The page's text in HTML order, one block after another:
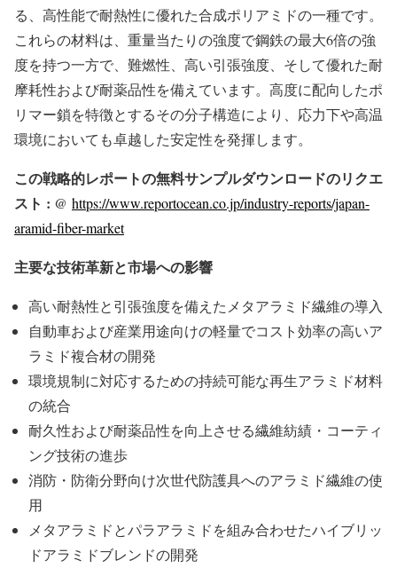
る、高性能で耐熱性に優れた合成ポリアミドの一種です。
これらの材料は、重量当たりの強度で鋼鉄の最大6倍の強
度を持つ一方で、難燃性、高い引張強度、そして優れた耐
摩耗性および耐薬品性を備えています。高度に配向したポ
リマー鎖を特徴とするその分子構造により、応力下や高温
環境においても卓越した安定性を発揮します。
この戦略的レポートの無料サンプルダウンロードのリクエ
スト : @ https://www.reportocean.co.jp/industry-reports/japan-
aramid-fiber-market
主要な技術革新と市場への影響
高い耐熱性と引張強度を備えたメタアラミド繊維の導入
自動車および産業用途向けの軽量でコスト効率の高いア
ラミド複合材の開発
環境規制に対応するための持続可能な再生アラミド材料
の統合
耐久性および耐薬品性を向上させる繊維紡績・コーティ
ング技術の進歩
消防・防衛分野向け次世代防護具へのアラミド繊維の使
用
メタアラミドとパラアラミドを組み合わせたハイブリッ
ドアラミドブレンドの開発